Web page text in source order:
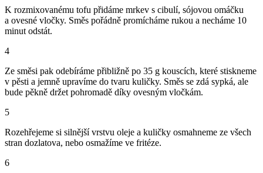
K rozmixovanému tofu přidáme mrkev s cibulí, sójovou omáčku
a ovesné vločky. Směs pořádně promícháme rukou a necháme 10
minut odstát.
4
Ze směsi pak odebíráme přibližně po 35 g kouscích, které stiskneme
v pěsti a jemně upravíme do tvaru kuličky. Směs se zdá sypká, ale
bude pěkně držet pohromadě díky ovesným vločkám.
5
Rozehřejeme si silnější vrstvu oleje a kuličky osmahneme ze všech
stran dozlatova, nebo osmažíme ve fritéze.
6